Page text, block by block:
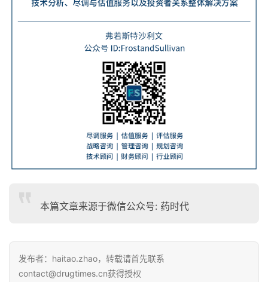
本篇文章来源于微信公众号: 药时代
发布者：haitao.zhao，转载请首先联系
contact@drugtimes.cn获得授权